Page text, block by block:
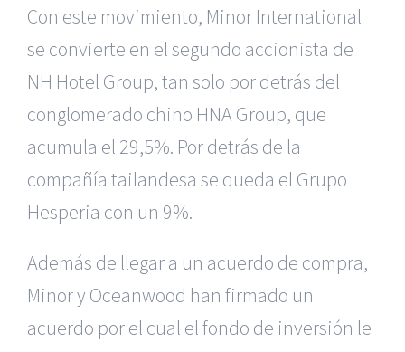
Con este movimiento, Minor International
se convierte en el segundo accionista de
NH Hotel Group, tan solo por detrás del
conglomerado chino HNA Group, que
acumula el 29,5%. Por detrás de la
compañía tailandesa se queda el Grupo
Hesperia con un 9%.
Además de llegar a un acuerdo de compra,
Minor y Oceanwood han firmado un
acuerdo por el cual el fondo de inversión le